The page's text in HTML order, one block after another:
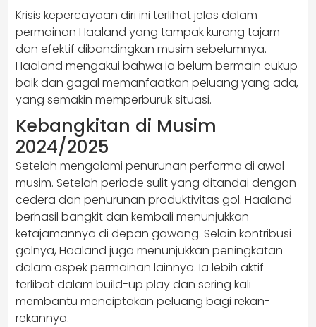
Krisis kepercayaan diri ini terlihat jelas dalam
permainan Haaland yang tampak kurang tajam
dan efektif dibandingkan musim sebelumnya.
Haaland mengakui bahwa ia belum bermain cukup
baik dan gagal memanfaatkan peluang yang ada,
yang semakin memperburuk situasi.
Kebangkitan di Musim
2024/2025
Setelah mengalami penurunan performa di awal
musim. Setelah periode sulit yang ditandai dengan
cedera dan penurunan produktivitas gol. Haaland
berhasil bangkit dan kembali menunjukkan
ketajamannya di depan gawang. Selain kontribusi
golnya, Haaland juga menunjukkan peningkatan
dalam aspek permainan lainnya. Ia lebih aktif
terlibat dalam build-up play dan sering kali
membantu menciptakan peluang bagi rekan-
rekannya.